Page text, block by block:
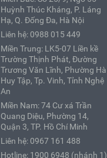
Huỳnh Thúc Kháng, P. Láng
Hạ, Q. Đống Đa, Hà Nội
Liên hệ: 0988 015 449
Miền Trung: LK5-07 Liền kề
Trường Thịnh Phát, Đường
Trương Văn Lĩnh, Phường Hà
Huy Tập, Tp. Vinh, Tỉnh Nghệ
An
Miền Nam: 74 Cư xá Trần
Quang Diệu, Phường 14,
Quận 3, TP. Hồ Chí Minh
Liên hệ: 0967 161 488
Hotline: 1900 6948 (nhánh 1)